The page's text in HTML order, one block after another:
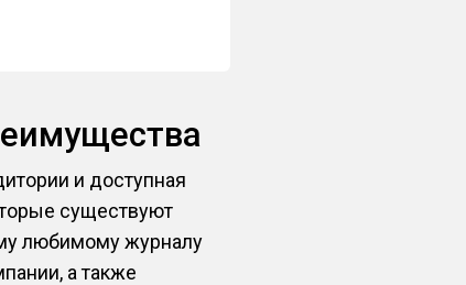
и доступная
существуют
любимому журналу
а также